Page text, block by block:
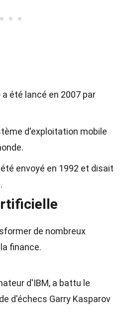
a été lancé en 2007 par
d'exploitation mobile
envoyé en 1992 et disait
de nombreux
finance.
d'IBM, a battu le
d'échecs Garry Kasparov